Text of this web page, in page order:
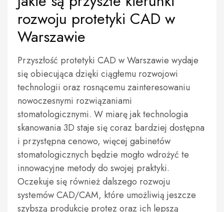
rozwoju protetyki CAD w
Warszawie
Przyszłość protetyki CAD w Warszawie wydaje
się obiecująca dzięki ciągłemu rozwojowi
technologii oraz rosnącemu zainteresowaniu
nowoczesnymi rozwiązaniami
stomatologicznymi. W miarę jak technologia
skanowania 3D staje się coraz bardziej dostępna
i przystępna cenowo, więcej gabinetów
stomatologicznych będzie mogło wdrożyć te
innowacyjne metody do swojej praktyki.
Oczekuje się również dalszego rozwoju
systemów CAD/CAM, które umożliwią jeszcze
szybszą produkcję protez oraz ich lepszą